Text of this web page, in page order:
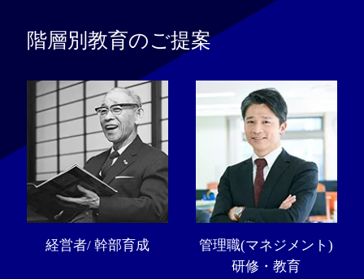
階層別教育のご提案
経営者/ 幹部育成
管理職(マネジメント)
研修・教育